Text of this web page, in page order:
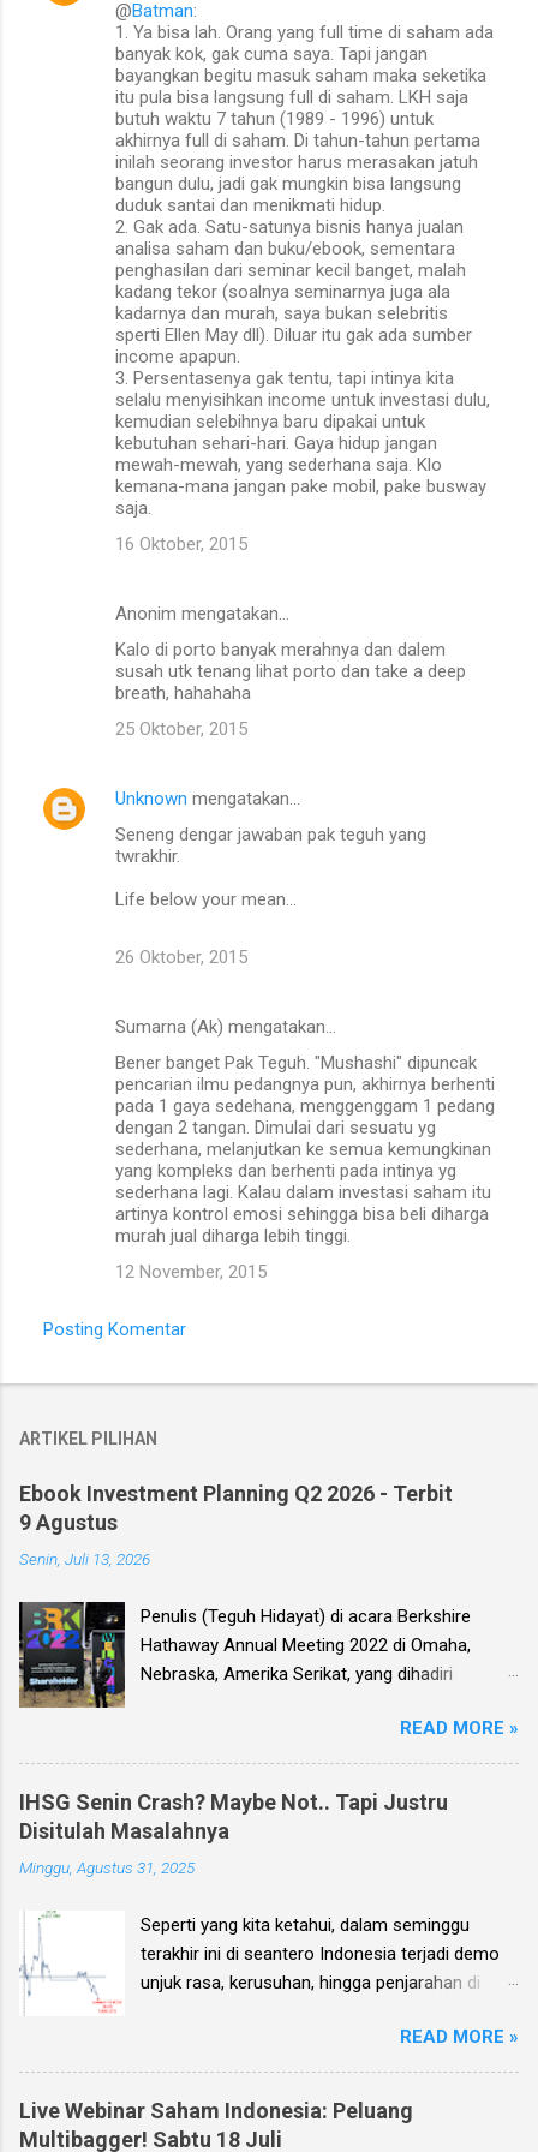
@Batman:
1. Ya bisa lah. Orang yang full time di saham ada
banyak kok, gak cuma saya. Tapi jangan
bayangkan begitu masuk saham maka seketika
itu pula bisa langsung full di saham. LKH saja
butuh waktu 7 tahun (1989 - 1996) untuk
akhirnya full di saham. Di tahun-tahun pertama
inilah seorang investor harus merasakan jatuh
bangun dulu, jadi gak mungkin bisa langsung
duduk santai dan menikmati hidup.
2. Gak ada. Satu-satunya bisnis hanya jualan
analisa saham dan buku/ebook, sementara
penghasilan dari seminar kecil banget, malah
kadang tekor (soalnya seminarnya juga ala
kadarnya dan murah, saya bukan selebritis
sperti Ellen May dll). Diluar itu gak ada sumber
income apapun.
3. Persentasenya gak tentu, tapi intinya kita
selalu menyisihkan income untuk investasi dulu,
kemudian selebihnya baru dipakai untuk
kebutuhan sehari-hari. Gaya hidup jangan
mewah-mewah, yang sederhana saja. Klo
kemana-mana jangan pake mobil, pake busway
saja.
16 Oktober, 2015
Anonim mengatakan…
Kalo di porto banyak merahnya dan dalem
susah utk tenang lihat porto dan take a deep
breath, hahahaha
25 Oktober, 2015
Unknown mengatakan…
Seneng dengar jawaban pak teguh yang
twrakhir.
Life below your mean...
26 Oktober, 2015
Sumarna (Ak) mengatakan…
Bener banget Pak Teguh. "Mushashi" dipuncak
pencarian ilmu pedangnya pun, akhirnya berhenti
pada 1 gaya sedehana, menggenggam 1 pedang
dengan 2 tangan. Dimulai dari sesuatu yg
sederhana, melanjutkan ke semua kemungkinan
yang kompleks dan berhenti pada intinya yg
sederhana lagi. Kalau dalam investasi saham itu
artinya kontrol emosi sehingga bisa beli diharga
murah jual diharga lebih tinggi.
12 November, 2015
Posting Komentar
ARTIKEL PILIHAN
Ebook Investment Planning Q2 2026 - Terbit
9 Agustus
Senin, Juli 13, 2026
Penulis (Teguh Hidayat) di acara Berkshire
Hathaway Annual Meeting 2022 di Omaha,
Nebraska, Amerika Serikat, yang dihadiri
Buffett dan mitranya Alm. Charlie Munger. Dear
investor, seperti biasa setiap kuartal alias tiga
bulan sekali, penulis membuat Ebook
Investment Planning (EIP, dengan format PDF)
yang berisi kumpulan analisis fundamental
saham-saham pilihan di Bursa Efek Indonesia
keuangan para emiten untuk periode Q2 2026 .
Ebook ini diharapkan akan menjadi panduan
bagi anda (dan juga bagi penulis sendiri) untuk
pendek, investasi jangka menengah, dan
panjang.
READ MORE »
IHSG Senin Crash? Maybe Not.. Tapi Justru
Disitulah Masalahnya
Minggu, Agustus 31, 2025
Seperti yang kita ketahui, dalam seminggu
terakhir ini di seantero Indonesia terjadi demo
unjuk rasa, kerusuhan, hingga penjarahan di
karena sampai dengan pagi ini, Minggu 31
Agustus, situasi unjuk rasa tersebut masih
terjadi, maka penulis sendiri kemudian
menerima banyak pertanyaan: Bagaimana nasib
READ MORE »
Live Webinar Saham Indonesia: Peluang
Multibagger! Sabtu 18 Juli